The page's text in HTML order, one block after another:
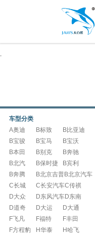
.
车型分类
A奥迪
B标致
B比亚迪
B宝骏
B宝马
B宝沃
B本田
B别克
B奔驰
B北汽
B保时捷
B宾利
B奔腾
B北京吉普B北京汽车
C长城
C长安汽车C传祺
D大众
D东风汽车D东南
D道奇
D大运
D大通
F飞凡
F福特
F丰田
F方程豹
H华泰
H哈飞